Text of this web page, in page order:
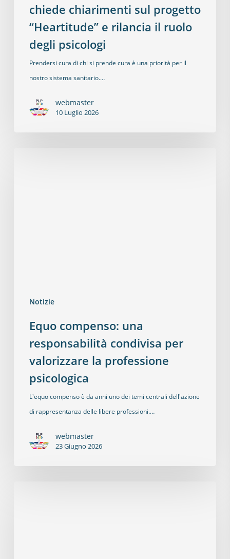
chiede chiarimenti sul progetto
“Heartitude” e rilancia il ruolo
degli psicologi
Prendersi cura di chi si prende cura è una priorità per il
nostro sistema sanitario.…
webmaster
10 Luglio 2026
Notizie
Equo compenso: una
responsabilità condivisa per
valorizzare la professione
psicologica
L'equo compenso è da anni uno dei temi centrali dell'azione
di rappresentanza delle libere professioni.…
webmaster
23 Giugno 2026